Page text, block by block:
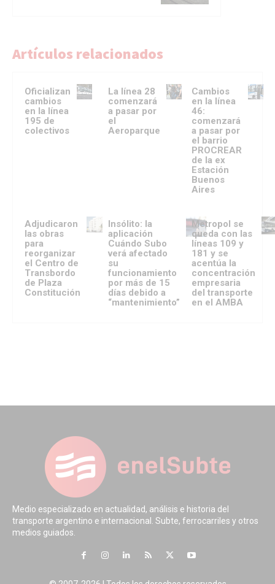
Artículos relacionados
Oficializan
cambios
en la línea
195 de
colectivos
La línea 28
comenzará
a pasar por
el
Aeroparque
Cambios
en la línea
46:
comenzará
a pasar por
el barrio
PROCREAR
de la ex
Estación
Buenos
Aires
Adjudicaron
las obras
para
reorganizar
el Centro de
Transbordo
de Plaza
Constitución
Insólito: la
aplicación
Cuándo Subo
verá afectado
su
funcionamiento
por más de 15
días debido a
“mantenimiento”
Metropol se
queda con las
líneas 109 y
181 y se
acentúa la
concentración
empresaria
del transporte
en el AMBA
Medio especializado en actualidad, análisis e historia del
transporte argentino e internacional. Subte, ferrocarriles y otros
medios guiados.